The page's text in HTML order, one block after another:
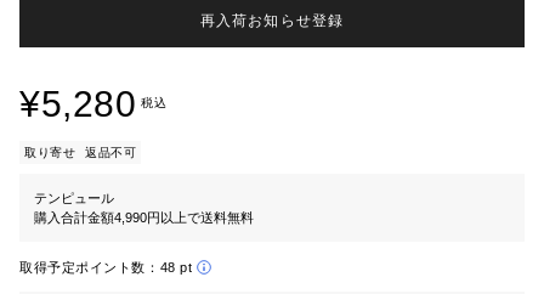
再入荷お知らせ登録
¥5,280 税込
取り寄せ 返品不可
テンピュール
購入合計金額4,990円以上で送料無料
取得予定ポイント数： 48 pt